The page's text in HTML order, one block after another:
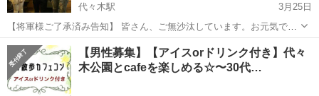
代々木駅
3月25日
【将軍様ご了承済み告知】 皆さん、ご無沙汰しています。お元気でい
らっしゃいますでしょうか？ 20数年、毎年、代々木公園で、大花見大
会をしていましたが、コロナ禍により、ここ3年あまり、中止をしてい
ました。今年、ようやく、マ...
東京 渋谷区 代々木駅 その他 パフォーマンス
【男性募集】【アイスorドリンク付き】代々
木公園とcafeを楽しめる☆〜30代…